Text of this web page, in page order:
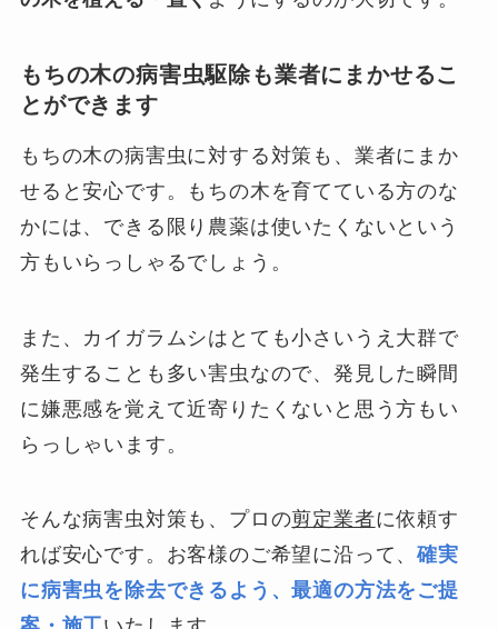
もちの木の病害虫駆除も業者にまかせるこ
とができます
もちの木の病害虫に対する対策も、業者にまか
せると安心です。もちの木を育てている方のな
かには、できる限り農薬は使いたくないという
方もいらっしゃるでしょう。
また、カイガラムシはとても小さいうえ大群で
発生することも多い害虫なので、発見した瞬間
に嫌悪感を覚えて近寄りたくないと思う方もい
らっしゃいます。
そんな病害虫対策も、プロの剪定業者に依頼す
れば安心です。お客様のご希望に沿って、確実
に病害虫を除去できるよう、最適の方法をご提